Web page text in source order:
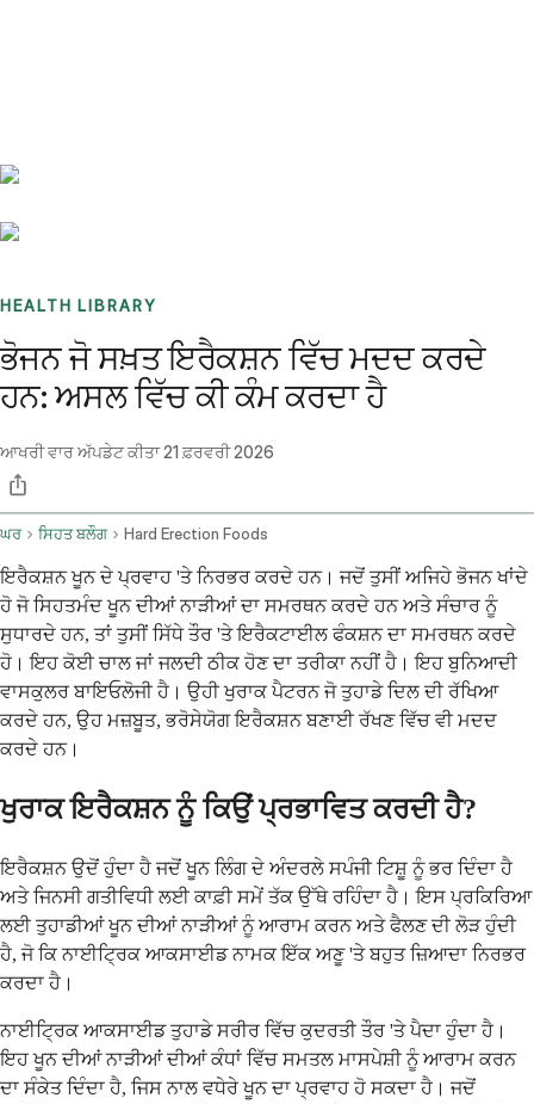
HEALTH LIBRARY
ਭੋਜਨ ਜੋ ਸਖ਼ਤ ਇਰੈਕਸ਼ਨ ਵਿੱਚ ਮਦਦ ਕਰਦੇ
ਹਨ: ਅਸਲ ਵਿੱਚ ਕੀ ਕੰਮ ਕਰਦਾ ਹੈ
ਆਖਰੀ ਵਾਰ ਅੱਪਡੇਟ ਕੀਤਾ21 ਫ਼ਰਵਰੀ 2026
ਘਰ ਸਿਹਤ ਬਲੌਗ Hard Erection Foods
ਇਰੈਕਸ਼ਨ ਖੂਨ ਦੇ ਪ੍ਰਵਾਹ 'ਤੇ ਨਿਰਭਰ ਕਰਦੇ ਹਨ। ਜਦੋਂ ਤੁਸੀਂ ਅਜਿਹੇ ਭੋਜਨ ਖਾਂਦੇ
ਹੋ ਜੋ ਸਿਹਤਮੰਦ ਖੂਨ ਦੀਆਂ ਨਾੜੀਆਂ ਦਾ ਸਮਰਥਨ ਕਰਦੇ ਹਨ ਅਤੇ ਸੰਚਾਰ ਨੂੰ
ਸੁਧਾਰਦੇ ਹਨ, ਤਾਂ ਤੁਸੀਂ ਸਿੱਧੇ ਤੌਰ 'ਤੇ ਇਰੈਕਟਾਈਲ ਫੰਕਸ਼ਨ ਦਾ ਸਮਰਥਨ ਕਰਦੇ
ਹੋ। ਇਹ ਕੋਈ ਚਾਲ ਜਾਂ ਜਲਦੀ ਠੀਕ ਹੋਣ ਦਾ ਤਰੀਕਾ ਨਹੀਂ ਹੈ। ਇਹ ਬੁਨਿਆਦੀ
ਵਾਸਕੁਲਰ ਬਾਇਓਲੋਜੀ ਹੈ। ਉਹੀ ਖੁਰਾਕ ਪੈਟਰਨ ਜੋ ਤੁਹਾਡੇ ਦਿਲ ਦੀ ਰੱਖਿਆ
ਕਰਦੇ ਹਨ, ਉਹ ਮਜ਼ਬੂਤ, ਭਰੋਸੇਯੋਗ ਇਰੈਕਸ਼ਨ ਬਣਾਈ ਰੱਖਣ ਵਿੱਚ ਵੀ ਮਦਦ
ਕਰਦੇ ਹਨ।
ਖੁਰਾਕ ਇਰੈਕਸ਼ਨ ਨੂੰ ਕਿਉਂ ਪ੍ਰਭਾਵਿਤ ਕਰਦੀ ਹੈ?
ਇਰੈਕਸ਼ਨ ਉਦੋਂ ਹੁੰਦਾ ਹੈ ਜਦੋਂ ਖੂਨ ਲਿੰਗ ਦੇ ਅੰਦਰਲੇ ਸਪੰਜੀ ਟਿਸ਼ੂ ਨੂੰ ਭਰ ਦਿੰਦਾ ਹੈ
ਅਤੇ ਜਿਨਸੀ ਗਤੀਵਿਧੀ ਲਈ ਕਾਫ਼ੀ ਸਮੇਂ ਤੱਕ ਉੱਥੇ ਰਹਿੰਦਾ ਹੈ। ਇਸ ਪ੍ਰਕਿਰਿਆ
ਲਈ ਤੁਹਾਡੀਆਂ ਖੂਨ ਦੀਆਂ ਨਾੜੀਆਂ ਨੂੰ ਆਰਾਮ ਕਰਨ ਅਤੇ ਫੈਲਣ ਦੀ ਲੋੜ ਹੁੰਦੀ
ਹੈ, ਜੋ ਕਿ ਨਾਈਟ੍ਰਿਕ ਆਕਸਾਈਡ ਨਾਮਕ ਇੱਕ ਅਣੂ 'ਤੇ ਬਹੁਤ ਜ਼ਿਆਦਾ ਨਿਰਭਰ
ਕਰਦਾ ਹੈ।
ਨਾਈਟ੍ਰਿਕ ਆਕਸਾਈਡ ਤੁਹਾਡੇ ਸਰੀਰ ਵਿੱਚ ਕੁਦਰਤੀ ਤੌਰ 'ਤੇ ਪੈਦਾ ਹੁੰਦਾ ਹੈ।
ਇਹ ਖੂਨ ਦੀਆਂ ਨਾੜੀਆਂ ਦੀਆਂ ਕੰਧਾਂ ਵਿੱਚ ਸਮਤਲ ਮਾਸਪੇਸ਼ੀ ਨੂੰ ਆਰਾਮ ਕਰਨ
ਦਾ ਸੰਕੇਤ ਦਿੰਦਾ ਹੈ, ਜਿਸ ਨਾਲ ਵਧੇਰੇ ਖੂਨ ਦਾ ਪ੍ਰਵਾਹ ਹੋ ਸਕਦਾ ਹੈ। ਜਦੋਂ